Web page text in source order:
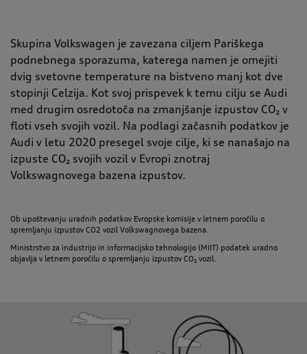
Skupina Volkswagen je zavezana ciljem Pariškega
podnebnega sporazuma, katerega namen je omejiti
dvig svetovne temperature na bistveno manj kot dve
stopinji Celzija. Kot svoj prispevek k temu cilju se Audi
med drugim osredotoča na zmanjšanje izpustov CO₂ v
floti vseh svojih vozil. Na podlagi začasnih podatkov je
Audi v letu 2020 presegel svoje cilje, ki se nanašajo na
izpuste CO₂ svojih vozil v Evropi znotraj
Volkswagnovega bazena izpustov.
Ob upoštevanju uradnih podatkov Evropske komisije v letnem poročilu o
spremljanju izpustov CO2 vozil Volkswagnovega bazena.
Ministrstvo za industrijo in informacijsko tehnologijo (MIIT) podatek uradno
objavlja v letnem poročilu o spremljanju izpustov CO₂ vozil.